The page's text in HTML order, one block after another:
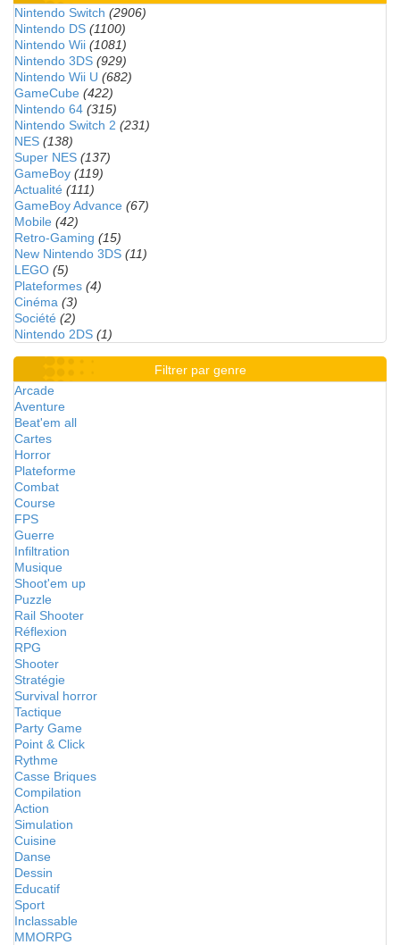
Nintendo Switch (2906)
Nintendo DS (1100)
Nintendo Wii (1081)
Nintendo 3DS (929)
Nintendo Wii U (682)
GameCube (422)
Nintendo 64 (315)
Nintendo Switch 2 (231)
NES (138)
Super NES (137)
GameBoy (119)
Actualité (111)
GameBoy Advance (67)
Mobile (42)
Retro-Gaming (15)
New Nintendo 3DS (11)
LEGO (5)
Plateformes (4)
Cinéma (3)
Société (2)
Nintendo 2DS (1)
Filtrer par genre
Arcade
Aventure
Beat'em all
Cartes
Horror
Plateforme
Combat
Course
FPS
Guerre
Infiltration
Musique
Shoot'em up
Puzzle
Rail Shooter
Réflexion
RPG
Shooter
Stratégie
Survival horror
Tactique
Party Game
Point & Click
Rythme
Casse Briques
Compilation
Action
Simulation
Cuisine
Danse
Dessin
Educatif
Sport
Inclassable
MMORPG